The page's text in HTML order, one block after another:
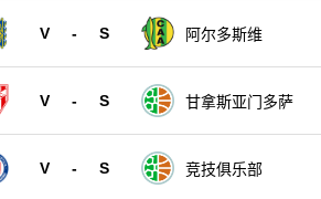
V - S 阿尔多斯维
V - S 甘拿斯亚门多萨
V - S 竞技俱乐部